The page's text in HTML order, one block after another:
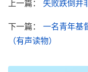
活。看到爸爸临到
神的摆布安排，她
上一篇： 失败跌倒并
下一篇： 一名青年基
（有声读物）